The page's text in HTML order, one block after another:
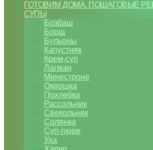
ГОТОВИМ ДОМА. ПОШАГОВЫЕ
СУПЫ
Бозбаш
Борщ
Бульоны
Капустняк
Крем-суп
Лагман
Минестроне
Окрошка
Похлебка
Рассольник
Свекольник
Солянка
Суп-пюре
Уха